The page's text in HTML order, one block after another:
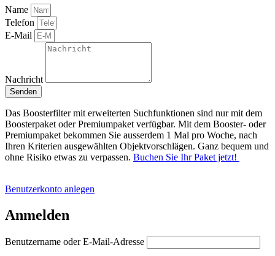
Name
Telefon
E-Mail
Nachricht
Senden
Das Boosterfilter mit erweiterten Suchfunktionen sind nur mit dem
Boosterpaket oder Premiumpaket verfügbar. Mit dem Booster- oder
Premiumpaket bekommen Sie ausserdem 1 Mal pro Woche, nach
Ihren Kriterien ausgewählten Objektvorschlägen. Ganz bequem und
ohne Risiko etwas zu verpassen. Buchen Sie Ihr Paket jetzt!
Benutzerkonto anlegen
Anmelden
Benutzername oder E-Mail-Adresse